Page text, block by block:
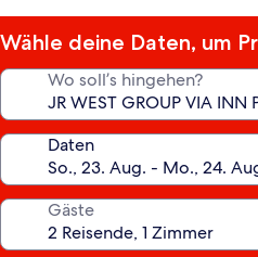
Wähle deine Daten, um
Wo soll’s hingehen?
Daten
Gäste